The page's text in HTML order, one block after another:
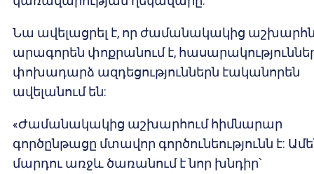
Նա ավելացրել է, որ ժամանակակից
արագորեն փոքրանում է,
փոխադարձ ազդեցություններն էականորեն
ավելանում են:
«Ժամանակակից աշխարհում հիմնարար
գործընթացը մտավոր գործունեությունն է:
մարդու առջև ծառանում է նոր խնդիր՝